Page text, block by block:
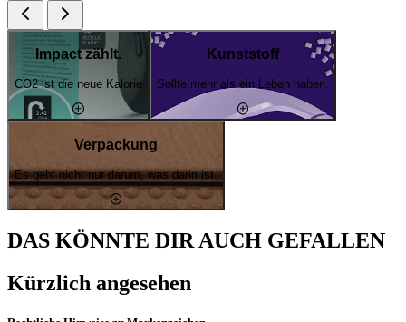
Impact zählt.
CO2 ist die neue Kalorie
Kunststoff
Sollte mehr als ein Leben haben.
Verpackung
Es geht nicht nur darum, was darin ist.
DAS KÖNNTE DIR AUCH GEFALLEN
Kürzlich angesehen